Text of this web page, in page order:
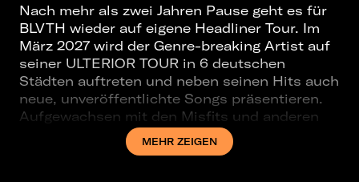
Nach mehr als zwei Jahren Pause geht es für
BLVTH wieder auf eigene Headliner Tour. Im
März 2027 wird der Genre-breaking Artist auf
seiner ULTERIOR TOUR in 6 deutschen
Städten auftreten und neben seinen Hits auch
neue, unveröffentlichte Songs präsentieren.
Aufgewachsen mit den Misfits und anderen
Punk Bands, bevor er Trap und French House
entdeckte, nennt der Berliner Künstler seinen
MEHR ZEIGEN